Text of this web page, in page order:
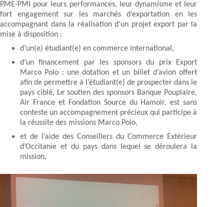
PME-PMI pour leurs performances, leur dynamisme et leur
fort engagement sur les marchés d’exportation en les
accompagnant dans la réalisation d’un projet export par la
mise à disposition :
d’un(e) étudiant(e) en commerce international,
d’un financement par les sponsors du prix Export
Marco Polo : une dotation et un billet d’avion offert
afin de permettre à l’étudiant(e) de prospecter dans le
pays ciblé. Le soutien des sponsors Banque Pouplaire,
Air France et Fondation Source du Hamoir, est sans
conteste un accompagnement précieux qui participe à
la réussite des missions Marco Polo,
et de l’aide des Conseillers du Commerce Extérieur
d’Occitanie et du pays dans lequel se déroulera la
mission.